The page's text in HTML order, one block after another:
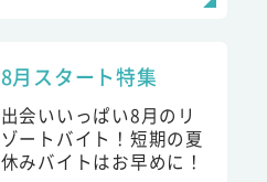
8月スタート特集
出会いいっぱい8月のリ
ゾートバイト！短期の夏
休みバイトはお早めに！